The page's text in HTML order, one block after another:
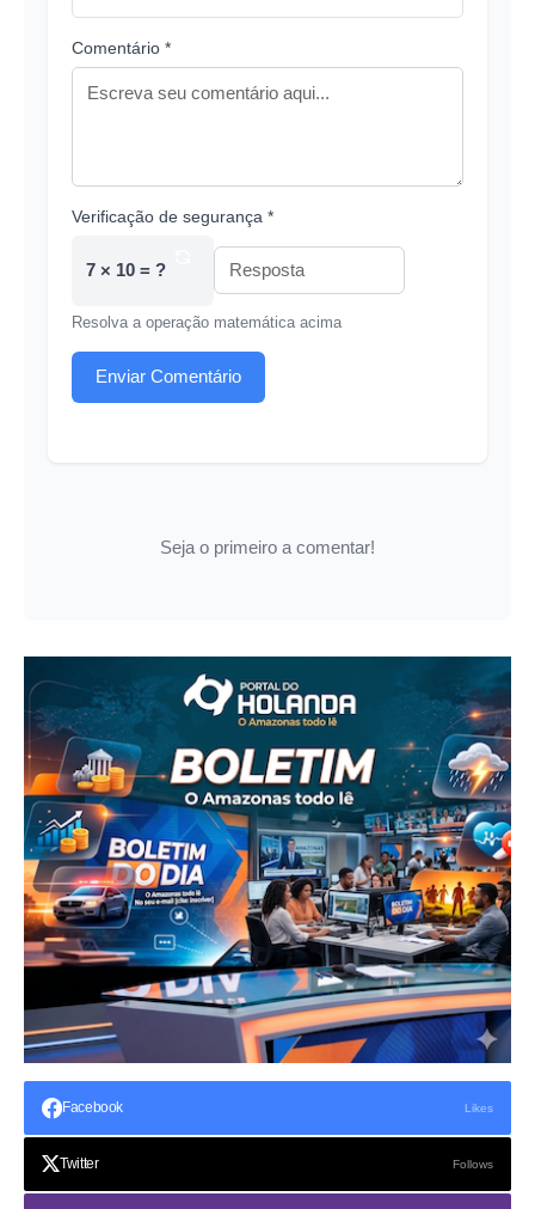
Comentário *
Verificação de segurança *
7 × 10 = ?
Resolva a operação matemática acima
Enviar Comentário
Seja o primeiro a comentar!
Facebook Likes
Twitter Follows